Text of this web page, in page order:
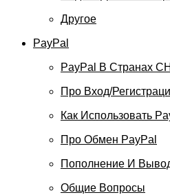
Другое
PayPal
PayPal В Странах
Про Вход/
Как Использовать
Про Обмен PayPal
Пополнение И
Общие Вопросы